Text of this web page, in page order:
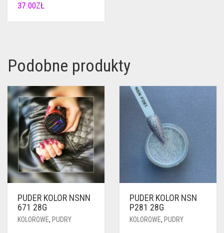
37.00ZŁ
Podobne produkty
PUDER KOLOR NSNN
671 28G
KOLOROWE, PUDRY
PUDER KOLOR NSN
P281 28G
KOLOROWE, PUDRY